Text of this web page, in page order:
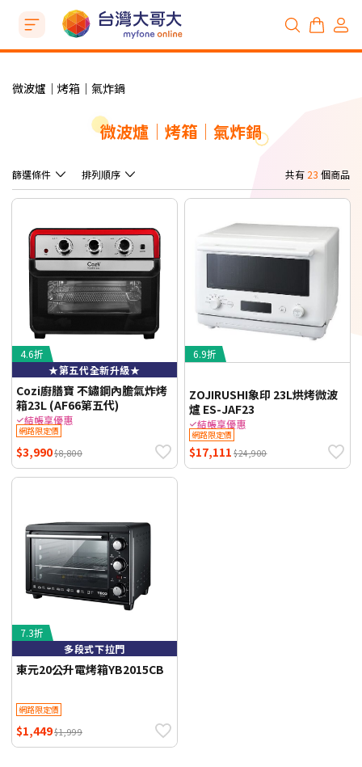
微波爐│烤箱│氣炸鍋
微波爐│烤箱│氣炸鍋
篩選條件 排列順序 共有 23 個商品
4.6折
★第五代全新升級★
Cozi廚膳寶 不鏽鋼內膽氣炸烤
箱23L (AF66第五代)
結帳享優惠
網路限定價
$3,990$8,800
6.9折
ZOJIRUSHI象印 23L烘烤微波
爐 ES-JAF23
結帳享優惠
網路限定價
$17,111 $24,900
7.3折
多段式下拉門
東元20公升電烤箱YB2015CB
網路限定價
$1,449$1,999